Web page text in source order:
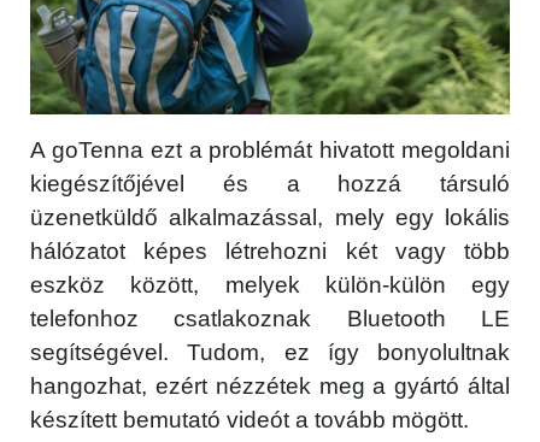
A goTenna ezt a problémát hivatott megoldani
kiegészítőjével és a hozzá társuló
üzenetküldő alkalmazással, mely egy lokális
hálózatot képes létrehozni két vagy több
eszköz között, melyek külön-külön egy
telefonhoz csatlakoznak Bluetooth LE
segítségével. Tudom, ez így bonyolultnak
hangozhat, ezért nézzétek meg a gyártó által
készített bemutató videót a tovább mögött.